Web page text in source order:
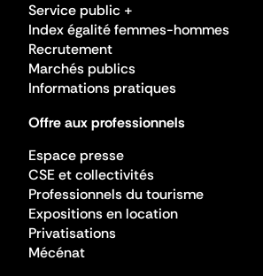
Service public +
Index égalité femmes-hommes
Recrutement
Marchés publics
Informations pratiques
Offre aux professionnels
Espace presse
CSE et collectivités
Professionnels du tourisme
Expositions en location
Privatisations
Mécénat